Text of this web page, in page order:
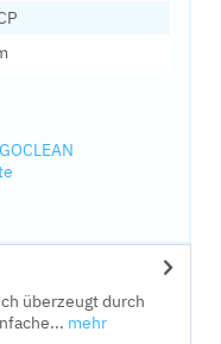
überzeugt durch
mehr